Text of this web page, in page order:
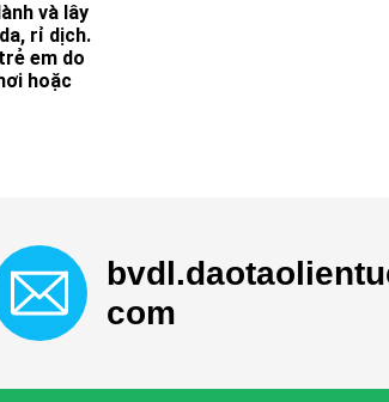
và lây
rỉ dịch.
em do
hoặc
com